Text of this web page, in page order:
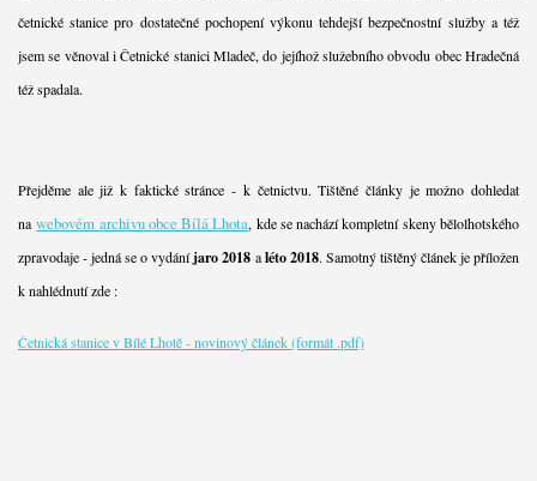
četnické stanice pro dostatečné pochopení výkonu tehdejší bezpečnostní služby a též
jsem se věnoval i Četnické stanici Mladeč, do jejíhož služebního obvodu obec Hradečná
též spadala.
Přejděme ale již k faktické stránce - k četnictvu. Tištěné články je možno dohledat
na webovém archivu obce Bílá Lhota, kde se nachází kompletní skeny bělolhotského
zpravodaje - jedná se o vydáníjaro 2018 aléto 2018. Samotný tištěný článek je příložen
k nahlédnutí zde :
Četnická stanice v Bílé Lhotě - novinový článek (formát .pdf)